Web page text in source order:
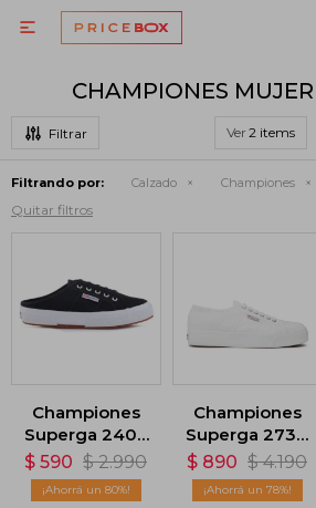

CHAMPIONES
Ver
Filtrando por: Calzado Championes
Quitar filtros
Championes
Superga 2402
Cotu - Negro
$ 590 $ 2.990
80
Championes
Superga 2730
- Blanco
$ 890 $ 4.190
78